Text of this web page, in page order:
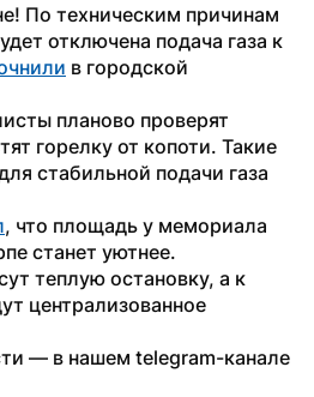
По техническим причинам
отключена подача газа к
в городской
планово проверят
горелку от копоти. Такие
стабильной подачи газа
, что площадь у мемориала
станет уютнее.
теплую остановку, а к
централизованное